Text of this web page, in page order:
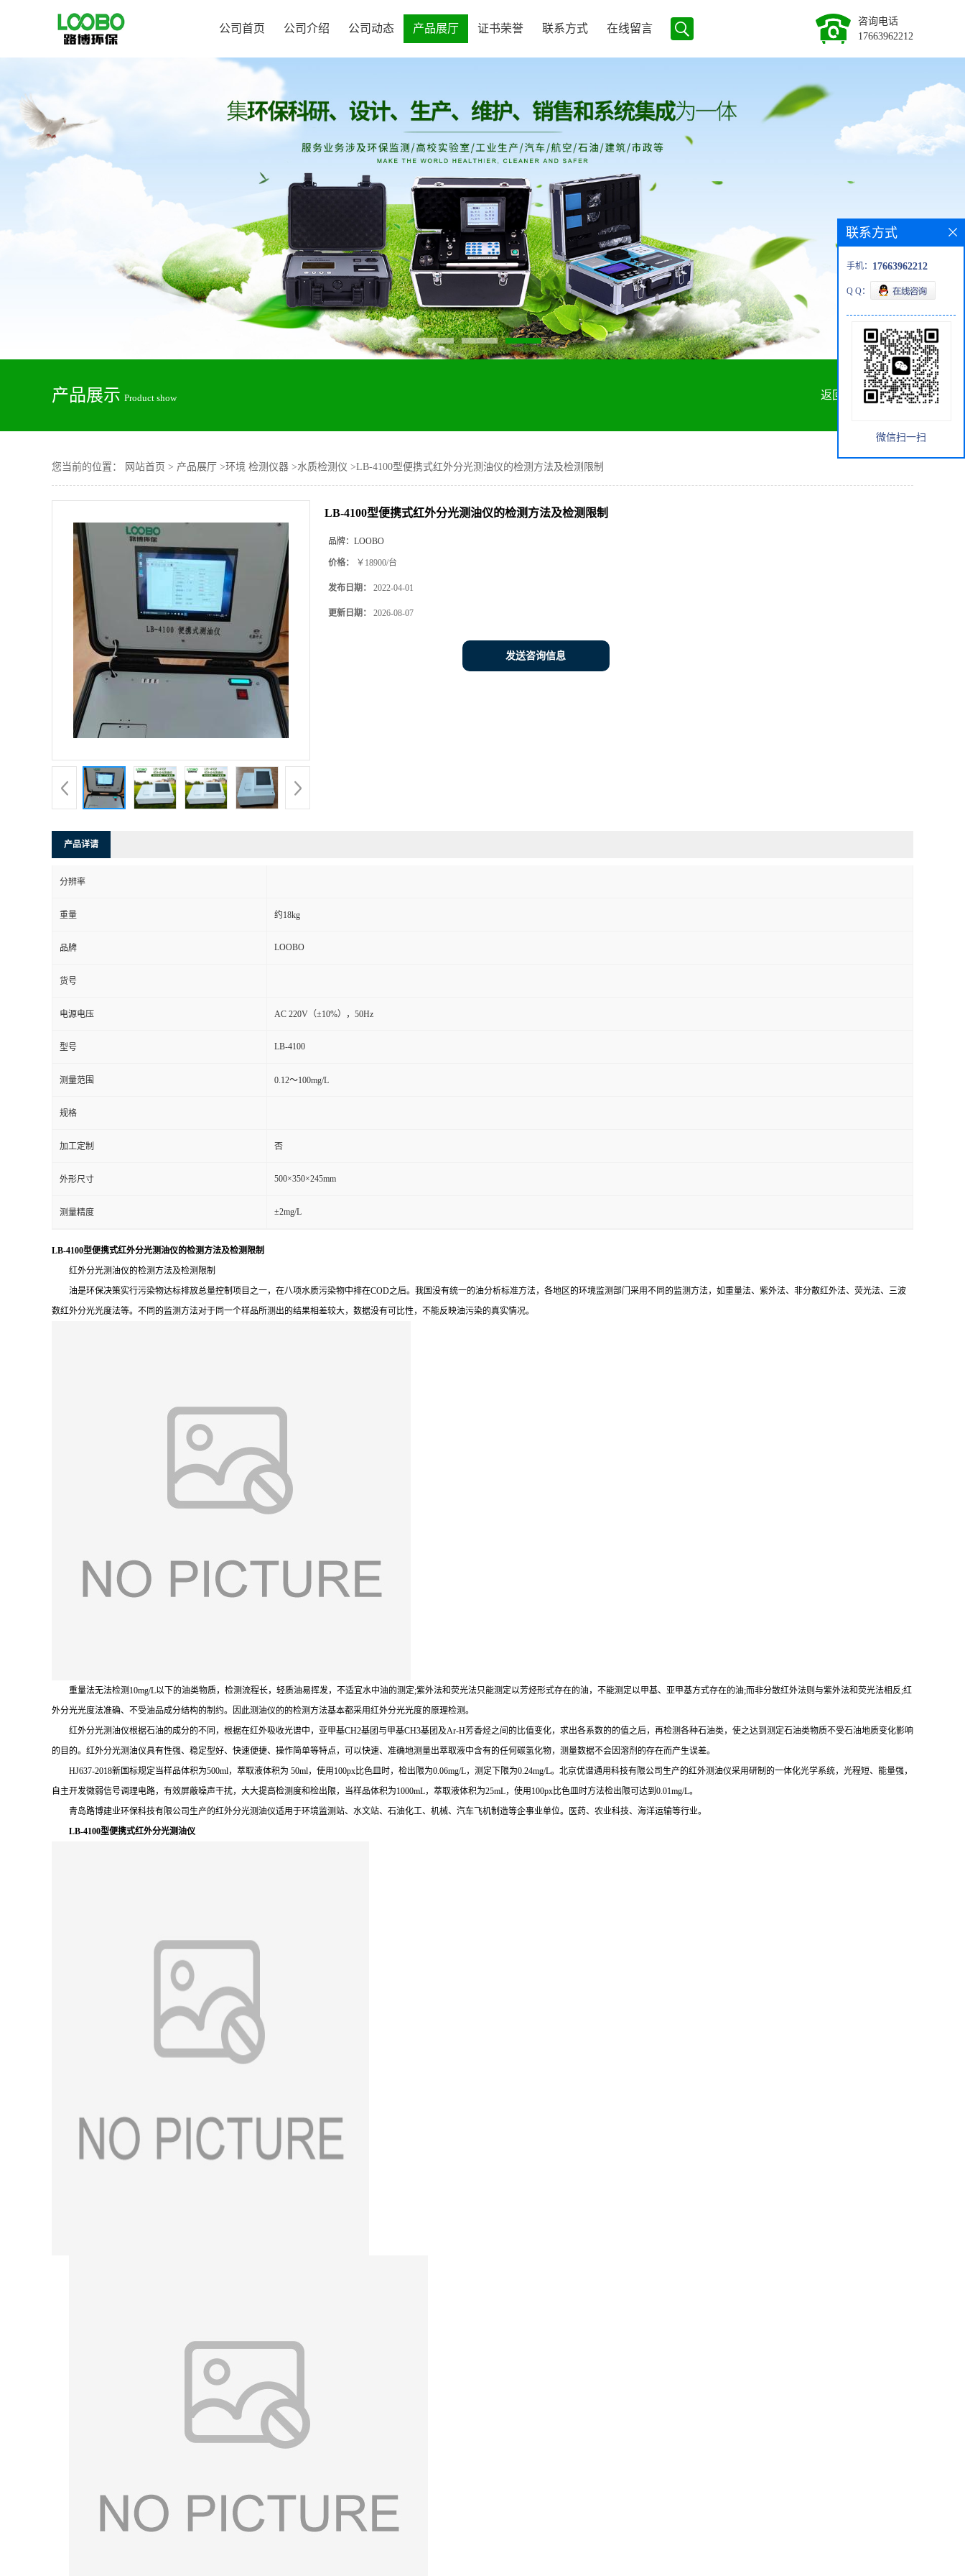
公司首页 公司介绍 公司动态 产品展厅 证书荣誉 联系方式 在线留言
咨询电话
17663962212
产品展示 Product show 返回首页
您当前的位置： 网站首页 > 产品展厅 >环境 检测仪器 >水质检测仪 >LB-4100型便携式红外分光测油仪的检测方法及检测限制
LB-4100型便携式红外分光测油仪的检测方法及检测限制
品牌： LOOBO
价格： ￥18900/台
发布日期： 2022-04-01
更新日期： 2026-08-07
发送咨询信息
产品详请
分辨率
重量 约18kg
品牌 LOOBO
货号
电源电压 AC 220V（±10%），50Hz
型号 LB-4100
测量范围 0.12～100mg/L
规格
加工定制 否
外形尺寸 500×350×245mm
测量精度 ±2mg/L
LB-4100型便携式红外分光测油仪的检测方法及检测限制
红外分光测油仪的检测方法及检测限制
油是环保决策实行污染物达标排放总量控制项目之一，在八项水质污染物中排在COD之后。我国没有统一的油分析标准方法，各地区的环境监测部门采用不同的监测方法，如重量法、紫外法、非分散红外法、荧光法、三波
数红外分光光度法等。不同的监测方法对于同一个样品所测出的结果相差较大，数据没有可比性，不能反映油污染的真实情况。
重量法无法检测10mg/L以下的油类物质，检测流程长，轻质油易挥发，不适宜水中油的测定;紫外法和荧光法只能测定以芳烃形式存在的油，不能测定以甲基、亚甲基方式存在的油;而非分散红外法则与紫外法和荧光法相反;红
外分光光度法准确、不受油品成分结构的制约。因此测油仪的的检测方法基本都采用红外分光光度的原理检测。
红外分光测油仪根据石油的成分的不同，根据在红外吸收光谱中，亚甲基CH2基团与甲基CH3基团及Ar-H芳香烃之间的比值变化，求出各系数的的值之后，再检测各种石油类，使之达到测定石油类物质不受石油地质变化影响
的目的。红外分光测油仪具有性强、稳定型好、快速便捷、操作简单等特点，可以快速、准确地测量出萃取液中含有的任何碳氢化物，测量数据不会因溶剂的存在而产生误差。
HJ637-2018新国标规定当样品体积为500ml，萃取液体积为 50ml，使用100px比色皿时，检出限为0.06mg/L，测定下限为0.24mg/L。北京优谱通用科技有限公司生产的红外测油仪采用研制的一体化光学系统，光程短、能量强，
自主开发微弱信号调理电路，有效屏蔽噪声干扰，大大提高检测度和检出限，当样品体积为1000mL，萃取液体积为25mL，使用100px比色皿时方法检出限可达到0.01mg/L。
青岛路博建业环保科技有限公司生产的红外分光测油仪适用于环境监测站、水文站、石油化工、机械、汽车飞机制造等企事业单位。医药、农业科技、海洋运输等行业。
LB-4100型便携式红外分光测油仪
联系方式
手机： 17663962212
Q Q：
微信扫一扫